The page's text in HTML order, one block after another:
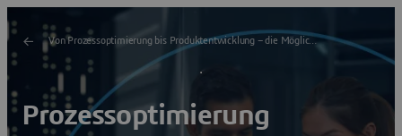
Von Prozessoptimierung bis Produktentwicklung – die Möglichkeiten von Digital Manufacturing
Prozessoptimierung